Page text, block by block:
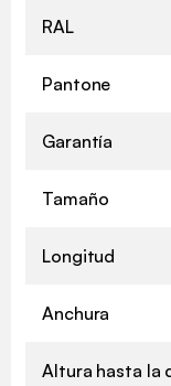
RAL
Pantone
Garantía
Tamaño
Longitud
Anchura
Altura hasta la